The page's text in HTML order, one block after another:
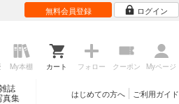
無料会員登録 ログイン
My本棚 カート フォロー クーポン Myページ
誌
真集
ご利用ガイド
はじめての方へ